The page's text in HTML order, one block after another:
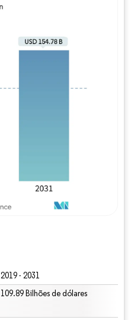
2019 - 2031
109.89 Bilhões de dólares